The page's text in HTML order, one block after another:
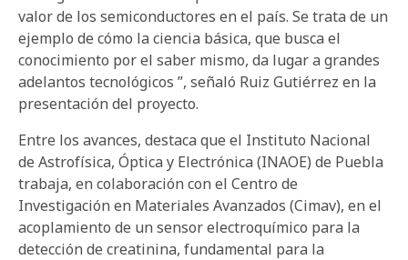
valor de los semiconductores en el país. Se trata de un
ejemplo de cómo la ciencia básica, que busca el
conocimiento por el saber mismo, da lugar a grandes
adelantos tecnológicos ”, señaló Ruiz Gutiérrez en la
presentación del proyecto.
Entre los avances, destaca que el Instituto Nacional
de Astrofísica, Óptica y Electrónica (INAOE) de Puebla
trabaja, en colaboración con el Centro de
Investigación en Materiales Avanzados (Cimav), en el
acoplamiento de un sensor electroquímico para la
detección de creatinina, fundamental para la